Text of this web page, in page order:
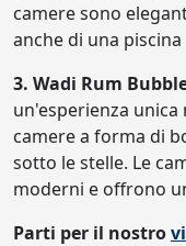
camere sono
anche di una
3. Wadi Rum
un'esperienza
camere a forma di
sotto le stelle. Le
moderni e offrono
Parti per il nostro